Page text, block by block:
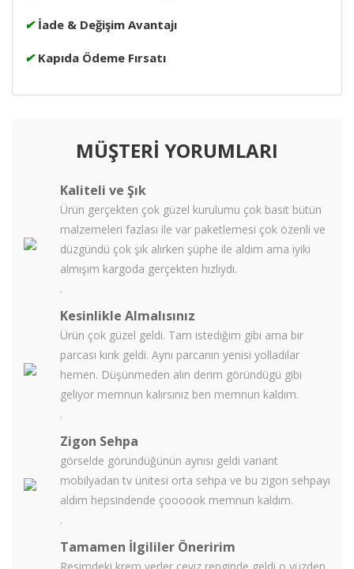
✔ İade & Değişim Avantajı
✔ Kapıda Ödeme Fırsatı
MÜŞTERİ YORUMLARI
Kaliteli ve Şık
Ürün gerçekten çok güzel kurulumu çok basit bütün
malzemeleri fazlası ile var paketlemesi çok özenli ve
düzgündü çok şık alırken şüphe ile aldım ama iyiki
almışım kargoda gerçekten hızlıydı.
.
Kesinlikle Almalısınız
Ürün çok güzel geldi. Tam istediğim gibi ama bir
parcası kırık geldi. Aynı parcanın yenisi yolladılar
hemen. Düşünmeden alın derim göründügü gibi
geliyor memnun kalırsınız ben memnun kaldım.
.
Zigon Sehpa
görselde göründüğünün aynısı geldi variant
mobilyadan tv ünitesi orta sehpa ve bu zigon sehpayı
aldım hepsindende çoooook memnun kaldım.
.
Tamamen İlgililer Öneririm